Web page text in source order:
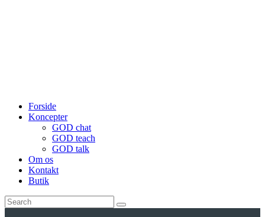
Forside
Koncepter
GOD chat
GOD teach
GOD talk
Om os
Kontakt
Butik